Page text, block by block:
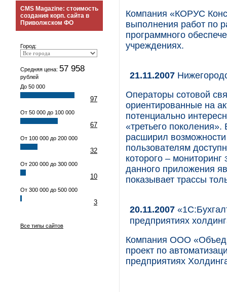
CMS Magazine: стоимость
создания корп. сайта в
Приволжском ФО
Город:
Средняя цена: 57 958
рублей
До 50 000
97
От 50 000 до 100 000
67
От 100 000 до 200 000
32
От 200 000 до 300 000
10
От 300 000 до 500 000
3
Все типы сайтов
Компания «КОРУС
выполнения работ по
программного
учреждениях.
21.11.2007
Операторы сотовой
ориентированные на
потенциально
«третьего
расширил
пользователям
которого –
данного приложения
показывает трассы
20.11.2007
предприятиях
Компания ООО
проект по
предприятиях